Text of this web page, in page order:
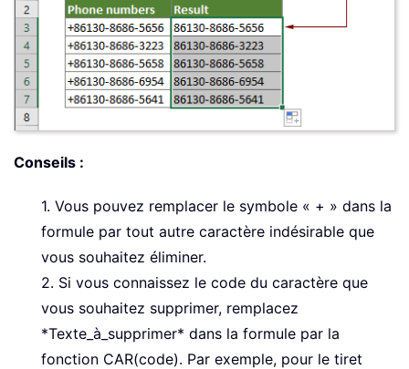
Conseils :
1. Vous pouvez remplacer le symbole « + » dans la
formule par tout autre caractère indésirable que
vous souhaitez éliminer.
2. Si vous connaissez le code du caractère que
vous souhaitez supprimer, remplacez
*Texte_à_supprimer* dans la formule par la
fonction CAR(code). Par exemple, pour le tiret